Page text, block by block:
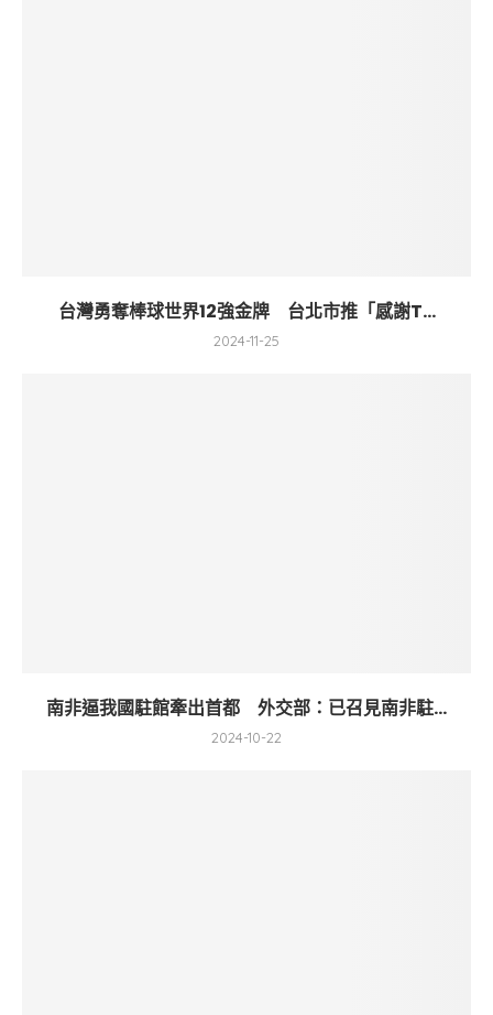
台灣勇奪棒球世界12強金牌 台北市推「感謝T...
2024-11-25
南非逼我國駐館牽出首都 外交部：已召見南非駐...
2024-10-22